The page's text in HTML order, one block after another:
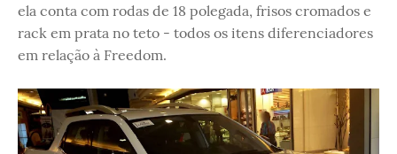
ela conta com rodas de 18 polegada, frisos cromados e
rack em prata no teto - todos os itens diferenciadores
em relação à Freedom.